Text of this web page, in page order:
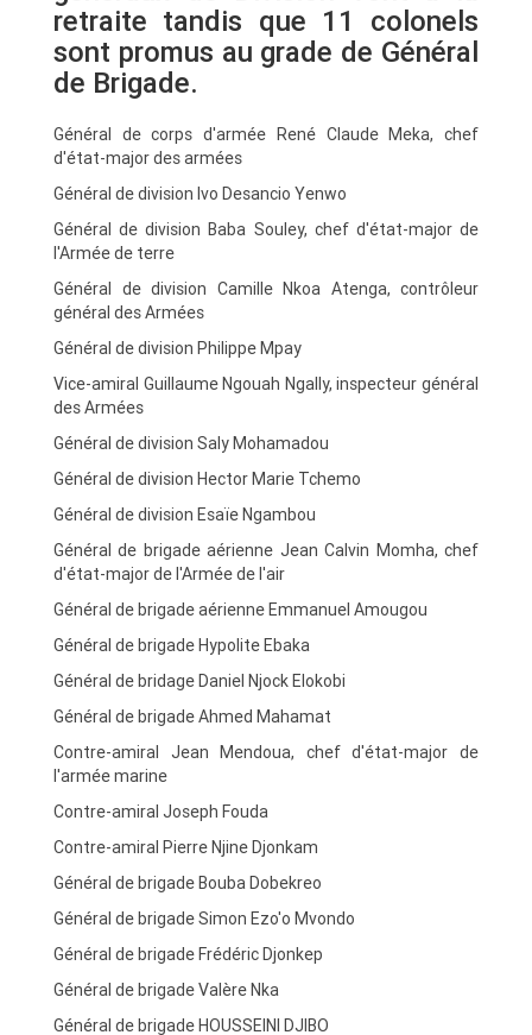
retraite tandis que 11 colonels
sont promus au grade de Général
de Brigade.
Général de corps d'armée René Claude Meka, chef
d'état-major des armées
Général de division Ivo Desancio Yenwo
Général de division Baba Souley, chef d'état-major de
l'Armée de terre
Général de division Camille Nkoa Atenga, contrôleur
général des Armées
Général de division Philippe Mpay
Vice-amiral Guillaume Ngouah Ngally, inspecteur général
des Armées
Général de division Saly Mohamadou
Général de division Hector Marie Tchemo
Général de division Esaïe Ngambou
Général de brigade aérienne Jean Calvin Momha, chef
d'état-major de l'Armée de l'air
Général de brigade aérienne Emmanuel Amougou
Général de brigade Hypolite Ebaka
Général de bridage Daniel Njock Elokobi
Général de brigade Ahmed Mahamat
Contre-amiral Jean Mendoua, chef d'état-major de
l'armée marine
Contre-amiral Joseph Fouda
Contre-amiral Pierre Njine Djonkam
Général de brigade Bouba Dobekreo
Général de brigade Simon Ezo'o Mvondo
Général de brigade Frédéric Djonkep
Général de brigade Valère Nka
Général de brigade HOUSSEINI DJIBO